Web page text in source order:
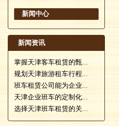
新闻中心
新闻资讯
掌握天津客车租赁的甄...
规划天津旅游租车行程...
班车租赁公司能为企业...
天津企业班车的定制化...
选择天津班车租赁的关...